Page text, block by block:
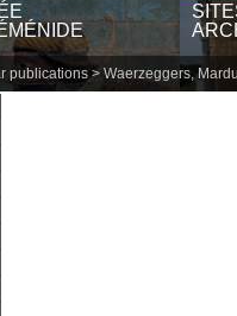
et institutions
Ayn
publications> Waerzeggers,